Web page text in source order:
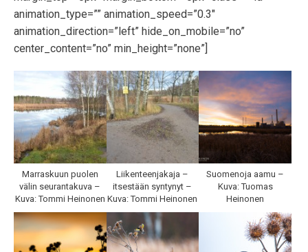
animation_type=”” animation_speed=”0.3″
animation_direction=”left” hide_on_mobile=”no”
center_content=”no” min_height=”none”]
Marraskuun puolen
välin seurantakuva –
Kuva: Tommi Heinonen
Liikenteenjakaja –
itsestään syntynyt –
Kuva: Tommi Heinonen
Suomenoja aamu –
Kuva: Tuomas
Heinonen